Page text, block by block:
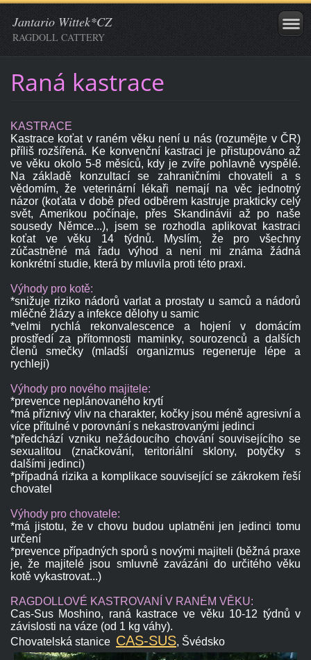
Jantario Wittek*CZ
RAGDOLL CATTERY
Raná kastrace
KASTRACE
Kastrace koťat v raném věku není u nás (rozumějte v ČR)
příliš rozšířená. Ke konvenční kastraci je přistupováno až
ve věku okolo 5-8 měsíců, kdy je zvíře pohlavně vyspělé.
Na základě konzultací se zahraničními chovateli a s
vědomím, že veterinární lékaři nemají na věc jednotný
názor (koťata v době před odběrem kastruje prakticky celý
svět, Amerikou počínaje, přes Skandinávii až po naše
sousedy Němce...), jsem se rozhodla aplikovat kastraci
koťat ve věku 14 týdnů. Myslím, že pro všechny
zúčastněné má řadu výhod a není mi známa žádná
konkrétní studie, která by mluvila proti této praxi.
Výhody pro kotě:
*snižuje riziko nádorů varlat a prostaty u samců a nádorů
mléčné žlázy a infekce dělohy u samic
*velmi rychlá rekonvalescence a hojení v domácím
prostředí za přítomnosti maminky, sourozenců a dalších
členů smečky (mladší organizmus regeneruje lépe a
rychleji)
Výhody pro nového majitele:
*prevence neplánovaného krytí
*má příznivý vliv na charakter, kočky jsou méně agresivní a
více přítulné v porovnání s nekastrovanými jedinci
*předchází vzniku nežádoucího chování souvisejícího se
sexualitou (značkování, teritoriální sklony, potyčky s
dalšími jedinci)
*případná rizika a komplikace související se zákrokem řeší
chovatel
Výhody pro chovatele:
*má jistotu, že v chovu budou uplatněni jen jedinci tomu
určení
*prevence případných sporů s novými majiteli (běžná praxe
je, že majitelé jsou smluvně zavázáni do určitého věku
kotě vykastrovat...)
RAGDOLLOVÉ KASTROVANÍ V RANÉM VĚKU:
Cas-Sus Moshino, raná kastrace ve věku 10-12 týdnů v
závislosti na váze (od 1 kg váhy).
Chovatelská stanice CAS-SUS, Švédsko